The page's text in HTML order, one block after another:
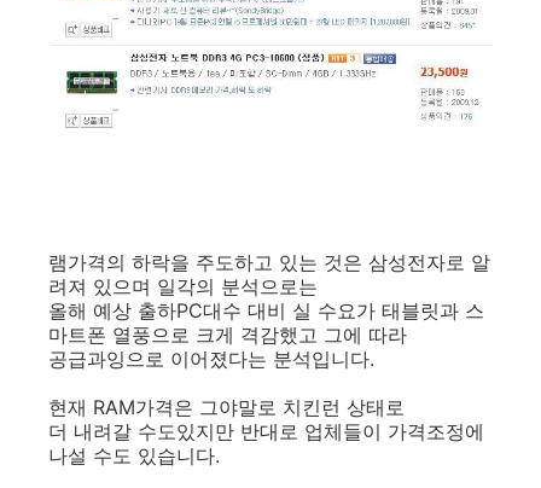
램가격의 하락을 주도하고 있는 것은 삼성전자로 알
려져 있으며 일각의 분석으로는
올해 예상 출하PC대수 대비 실 수요가 태블릿과 스
마트폰 열풍으로 크게 격감했고 그에 따라
공급과잉으로 이어졌다는 분석입니다.
현재 RAM가격은 그야말로 치킨런 상태로
더 내려갈 수도있지만 반대로 업체들이 가격조정에
나설 수도 있습니다.